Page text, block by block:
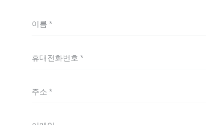
이름 *
휴대전화번호 *
주소 *